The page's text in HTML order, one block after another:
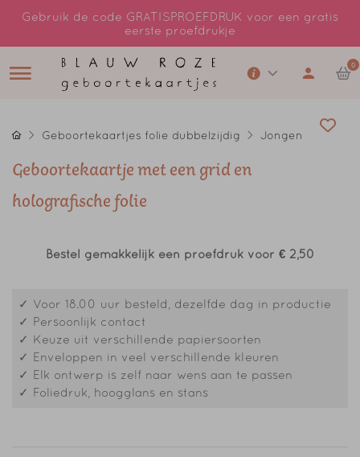
Gebruik de code GRATISPROEFDRUK voor een gratis
eerste proefdrukje
0
Geboortekaartjes folie dubbelzijdig Jongen
Geboortekaartje met een grid en
holografische folie
Bestel gemakkelijk een proefdruk voor € 2,50
✓ Voor 18.00 uur besteld, dezelfde dag in productie
✓ Persoonlijk contact
✓ Keuze uit verschillende papiersoorten
✓ Enveloppen in veel verschillende kleuren
✓ Elk ontwerp is zelf naar wens aan te passen
✓ Foliedruk, hoogglans en stans